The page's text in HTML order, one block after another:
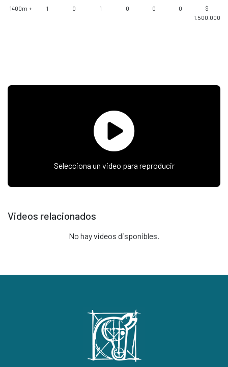
1400m + 1 0 1 0 0 0
$
1.500.000
Selecciona un video para reproducir
Videos relacionados
No hay videos disponibles.